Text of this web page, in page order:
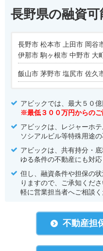
長野県の融資
長野市 松本市 上田市 岡谷
伊那市 駒ヶ根市 中野市 大
飯山市 茅野市 塩尻市 佐久
アビックでは、最大５０
※最低３００万円からのご
アビックは、レジャーホ
ソシアルビル等特殊用途
アビックは、共有持分・
ゆる条件の不動産にも対応
但し、融資条件や担保の
りますので、ご承知くだ
軽に営業担当者へご相談く
不動産担